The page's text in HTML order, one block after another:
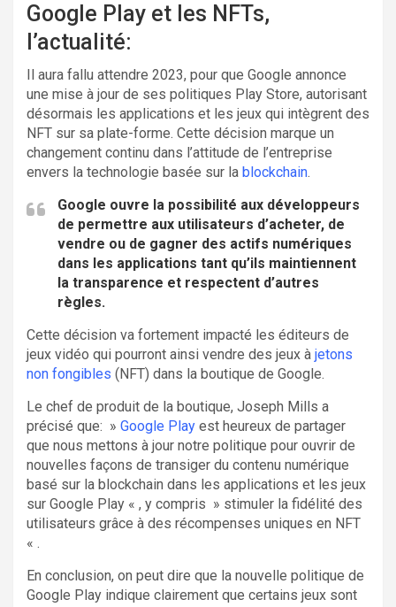
Google Play et les NFTs,
l’actualité:
Il aura fallu attendre 2023, pour que Google annonce
une mise à jour de ses politiques Play Store, autorisant
désormais les applications et les jeux qui intègrent des
NFT sur sa plate-forme. Cette décision marque un
changement continu dans l’attitude de l’entreprise
envers la technologie basée sur la blockchain.
Google ouvre la possibilité aux développeurs
de permettre aux utilisateurs d’acheter, de
vendre ou de gagner des actifs numériques
dans les applications tant qu’ils maintiennent
la transparence et respectent d’autres
règles.
Cette décision va fortement impacté les éditeurs de
jeux vidéo qui pourront ainsi vendre des jeux à jetons
non fongibles (NFT) dans la boutique de Google.
Le chef de produit de la boutique, Joseph Mills a
précisé que: » Google Play est heureux de partager
que nous mettons à jour notre politique pour ouvrir de
nouvelles façons de transiger du contenu numérique
basé sur la blockchain dans les applications et les jeux
sur Google Play « , y compris » stimuler la fidélité des
utilisateurs grâce à des récompenses uniques en NFT
« .
En conclusion, on peut dire que la nouvelle politique de
Google Play indique clairement que certains jeux sont